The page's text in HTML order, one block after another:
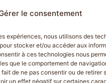
le consentement
expériences, nous utilisons des
stocker et/ou accéder aux
à ces technologies nous
que le comportement de
de ne pas consentir ou de retirer
un effet négatif sur certaines
sélectionnées
confectionnés dans notre